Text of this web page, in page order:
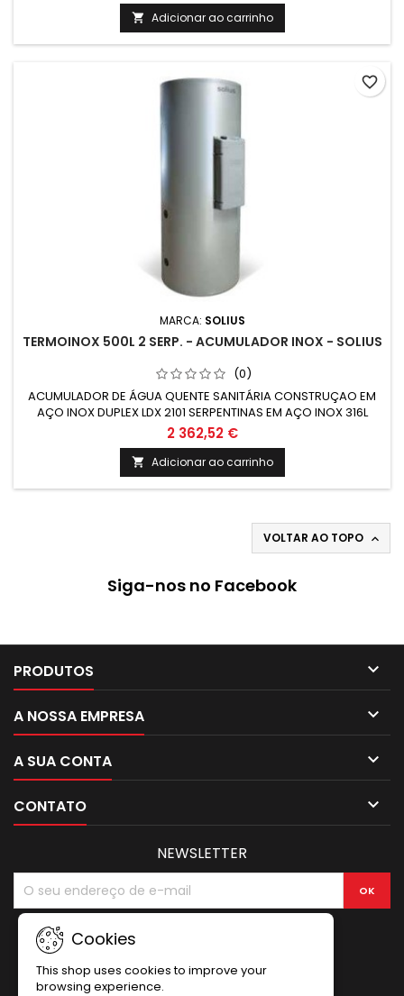
 Adicionar ao carrinho
MARCA: SOLIUS
TERMOINOX 500L 2 SERP. - ACUMULADOR INOX - SOLIUS
(0)
ACUMULADOR DE ÁGUA QUENTE SANITÁRIA CONSTRUÇAO EM
AÇO INOX DUPLEX LDX 2101 SERPENTINAS EM AÇO INOX 316L
GRUPO ELÉTRICO COMPLETO COM RESISTÊNCIA EM AÇO INOX
2 362,52 €
 Adicionar ao carrinho
favorite_border
VOLTAR AO TOPO 
Siga-nos no Facebook
PRODUTOS 
A NOSSA EMPRESA 
A SUA CONTA 
CONTATO 
Cookies
This shop uses cookies to improve your
browsing experience.
NEWSLETTER